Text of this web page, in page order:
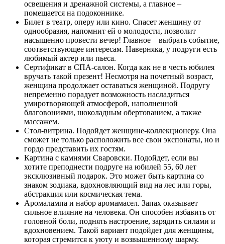
освещения и дренажной системы, а главное –
помещается на подоконнике.
Билет в театр, оперу или кино. Спасет женщину от
однообразия, напомнит ей о молодости, позволит
насыщенно провести вечер! Главное – выбрать событие,
соответствующее интересам. Наверняка, у подруги есть
любимый актер или пьеса.
Сертификат в СПА-салон. Когда как не в честь юбилея
вручать такой презент! Несмотря на почетный возраст,
женщина продолжает оставаться женщиной. Подругу
непременно порадует возможность насладиться
умиротворяющей атмосферой, наполненной
благовониями, шоколадным обертованием, а также
массажем.
Стол-витрина. Подойдет женщине-коллекционеру. Она
сможет не только расположить все свои экспонаты, но и
гордо представить их гостям.
Картина с камнями Сваровски. Подойдет, если вы
хотите преподнести подруге на юбилей 55, 60 лет
эксклюзивный подарок. Это может быть картина со
знаком зодиака, вдохновляющий вид на лес или горы,
абстракция или космическая тема.
Аромалампа и набор аромамасел. Запах оказывает
сильное влияние на человека. Он способен избавить от
головной боли, поднять настроение, зарядить силами и
вдохновением. Такой вариант подойдет для женщины,
которая стремится к уюту и возвышенному шарму.